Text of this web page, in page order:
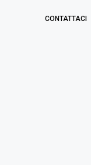
CONTATTACI